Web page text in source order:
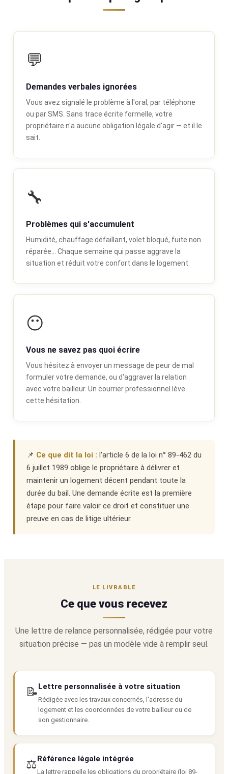
💬
Demandes verbales ignorées
Vous avez signalé le problème à l'oral, par téléphone
ou par SMS. Sans trace écrite formelle, votre
propriétaire n'a aucune obligation légale d'agir — et il le
sait.
🔧
Problèmes qui s'accumulent
Humidité, chauffage défaillant, volet bloqué, fuite non
réparée… Chaque semaine qui passe aggrave la
situation et réduit votre confort dans le logement.
😶
Vous ne savez pas quoi écrire
Vous hésitez à envoyer un message de peur de mal
formuler votre demande, ou d'aggraver la relation
avec votre bailleur. Un courrier professionnel lève
cette hésitation.
📌 Ce que dit la loi : l'article 6 de la loi n° 89-462 du
6 juillet 1989 oblige le propriétaire à délivrer et
maintenir un logement décent pendant toute la
durée du bail. Une demande écrite est la première
étape pour faire valoir ce droit et constituer une
preuve en cas de litige ultérieur.
LE LIVRABLE
Ce que vous recevez
Une lettre de relance personnalisée, rédigée pour votre
situation précise — pas un modèle vide à remplir seul.
📝 Lettre personnalisée à votre situation
Rédigée avec les travaux concernés, l'adresse du
logement et les coordonnées de votre bailleur ou de
son gestionnaire.
⚖️Référence légale intégrée
La lettre rappelle les obligations du propriétaire (loi 89-